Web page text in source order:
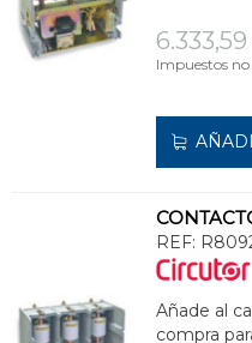
Impuestos no
REF:
Añade al
compra